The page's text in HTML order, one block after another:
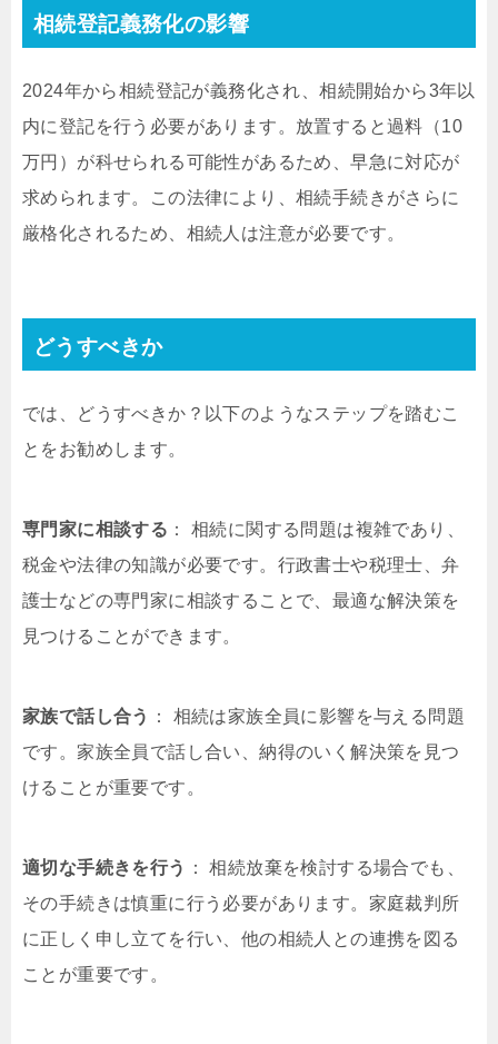
相続登記義務化の影響
2024年から相続登記が義務化され、相続開始から3年以
内に登記を行う必要があります。放置すると過料（10
万円）が科せられる可能性があるため、早急に対応が
求められます。この法律により、相続手続きがさらに
厳格化されるため、相続人は注意が必要です。
どうすべきか
では、どうすべきか？以下のようなステップを踏むこ
とをお勧めします。
専門家に相談する ： 相続に関する問題は複雑であり、
税金や法律の知識が必要です。行政書士や税理士、弁
護士などの専門家に相談することで、最適な解決策を
見つけることができます。
家族で話し合う
： 相続は家族全員に影響を与える問題
です。家族全員で話し合い、納得のいく解決策を見つ
けることが重要です。
適切な手続きを行う
： 相続放棄を検討する場合でも、
その手続きは慎重に行う必要があります。家庭裁判所
に正しく申し立てを行い、他の相続人との連携を図る
ことが重要です。